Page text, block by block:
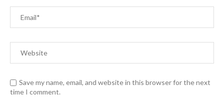
Save my name, email, and website in this browser for the next
time I comment.